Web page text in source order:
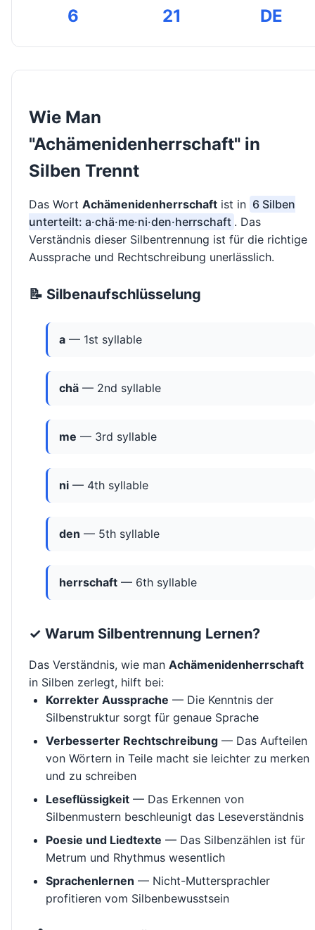
6 21 DE
Wie Man
"Achämenidenherrschaft" in
Silben Trennt
Das Wort Achämenidenherrschaft ist in 6 Silben
unterteilt: a·chä·me·ni·den·herrschaft . Das
Verständnis dieser Silbentrennung ist für die richtige
Aussprache und Rechtschreibung unerlässlich.
📝 Silbenaufschlüsselung
a — 1st syllable
chä — 2nd syllable
me — 3rd syllable
ni — 4th syllable
den — 5th syllable
herrschaft — 6th syllable
✓ Warum Silbentrennung Lernen?
Das Verständnis, wie man Achämenidenherrschaft
in Silben zerlegt, hilft bei:
Korrekter Aussprache — Die Kenntnis der
Silbenstruktur sorgt für genaue Sprache
Verbesserter Rechtschreibung — Das Aufteilen
von Wörtern in Teile macht sie leichter zu merken
und zu schreiben
Leseflüssigkeit — Das Erkennen von
Silbenmustern beschleunigt das Leseverständnis
Poesie und Liedtexte — Das Silbenzählen ist für
Metrum und Rhythmus wesentlich
Sprachenlernen — Nicht-Muttersprachler
profitieren vom Silbenbewusstsein